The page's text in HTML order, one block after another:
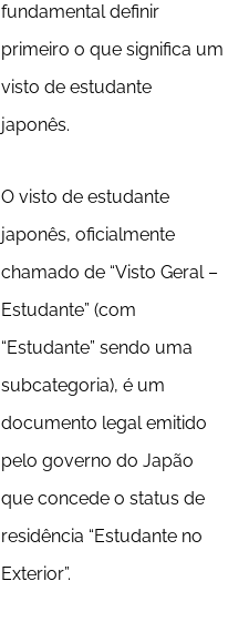
fundamental definir
primeiro o que significa um
visto de estudante
japonês.
O visto de estudante
japonês, oficialmente
chamado de “Visto Geral –
Estudante” (com
“Estudante” sendo uma
subcategoria), é um
documento legal emitido
pelo governo do Japão
que concede o status de
residência “Estudante no
Exterior”.